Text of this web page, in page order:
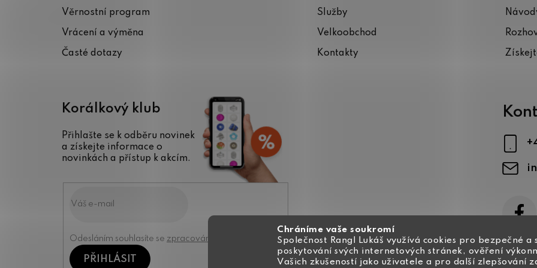
Chráníme vaše soukromí
Společnost Rangl Lukáš využívá cookies pro bezpečné a
poskytování svých internetových stránek, ověření
Vašich zkušeností jako uživatele a pro další zlepšování
Věrnostní program
Vrácení a výměna
Časté dotazy
Služby
Velkoobchod
Kontakty
Korálkový klub
Přihlašte se k odběru novinek
a získejte informace o
novinkách a přístup k akcím.
Odesláním souhlasíte se zpracováním osobních údajů
PŘIHLÁSIT